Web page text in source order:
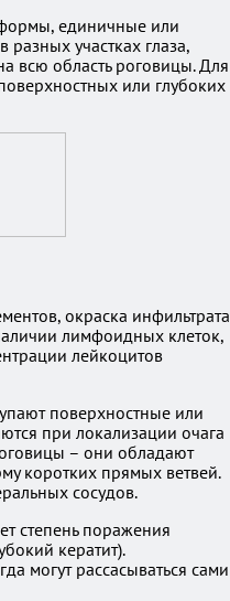
единичные или
участках глаза,
всю область роговицы. Для
или глубоких
окраска инфильтрата
лимфоидных клеток,
лейкоцитов
поверхностные или
при локализации очага
– они обладают
коротких прямых ветвей.
сосудов.
степень поражения
кератит).
могут рассасываться сами